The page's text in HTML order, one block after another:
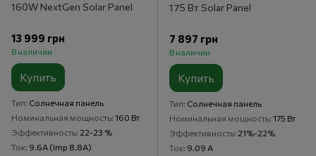
160W NextGen Solar Panel
13 999 грн
В наличии
Купить
Тип Солнечная панель
Номинальная мощность 160 Вт
Эффективность 22-23 %
Ток 9.6A (Imp 8.8A)
175 Вт Solar Panel
7 897 грн
В наличии
Купить
Тип Солнечная панель
Номинальная мощность 175 Вт
Эффективность 21%-22%
Ток 9.09 А